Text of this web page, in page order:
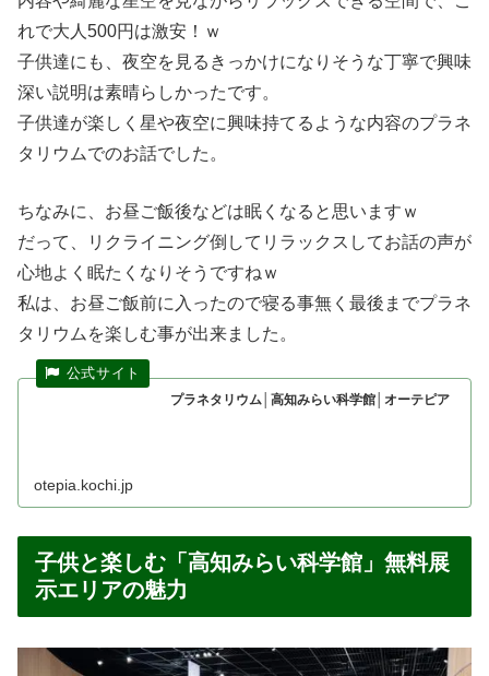
れで大人500円は激安！ｗ
子供達にも、夜空を見るきっかけになりそうな丁寧で興味
深い説明は素晴らしかったです。
子供達が楽しく星や夜空に興味持てるような内容のプラネ
タリウムでのお話でした。
ちなみに、お昼ご飯後などは眠くなると思いますｗ
だって、リクライニング倒してリラックスしてお話の声が
心地よく眠たくなりそうですねｗ
私は、お昼ご飯前に入ったので寝る事無く最後までプラネ
タリウムを楽しむ事が出来ました。
プラネタリウム│高知みらい科学館│オーテピア
otepia.kochi.jp
子供と楽しむ「高知みらい科学館」無料展
示エリアの魅力